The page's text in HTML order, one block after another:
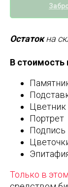
Остатокна
В стоимость
Цветник
Портрет
Подпись
Только в